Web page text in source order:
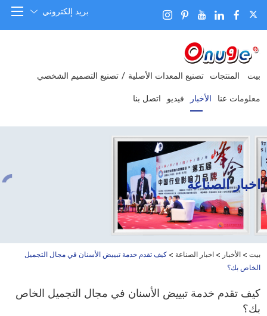
بريد إلكتروني
بيت المنتجات تصنيع المعدات الأصلية / تصنيع التصميم الشخصي
معلومات عنا الأخبار فيديو اتصل بنا
اخبار الصناعة
بيت > الأخبار > اخبار الصناعة > كيف تقدم خدمة تبييض الأسنان في مجال التجميل
الخاص بك؟
كيف تقدم خدمة تبييض الأسنان في مجال التجميل الخاص
بك؟